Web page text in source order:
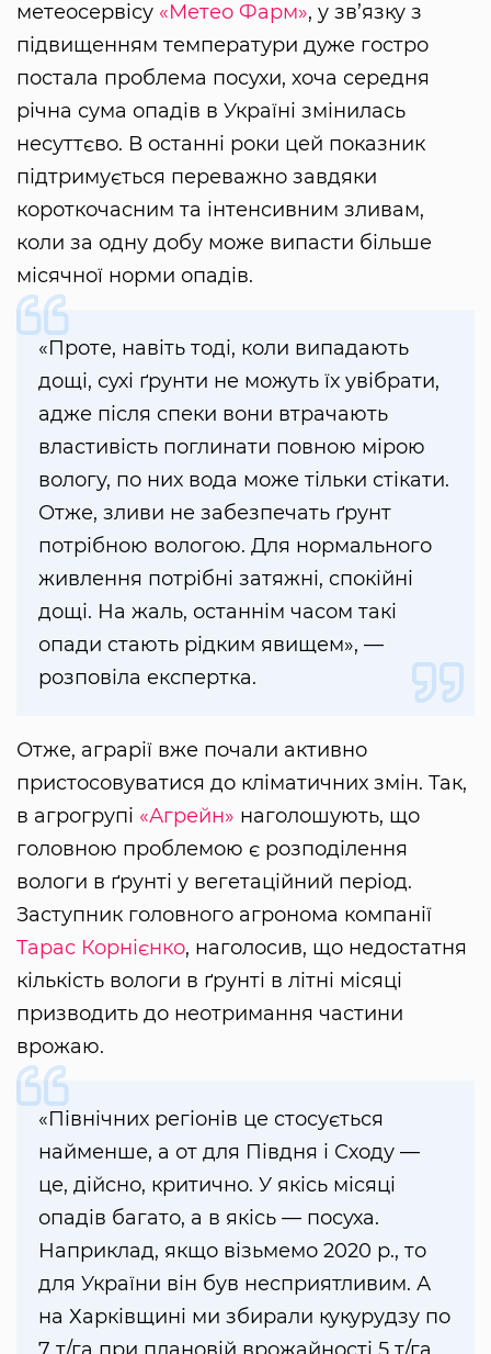
метеосервісу «Метео Фарм», у зв’язку з
підвищенням температури дуже гостро
постала проблема посухи, хоча середня
річна сума опадів в Україні змінилась
несуттєво. В останні роки цей показник
підтримується переважно завдяки
короткочасним та інтенсивним зливам,
коли за одну добу може випасти більше
місячної норми опадів.
«Проте, навіть тоді, коли випадають
дощі, сухі ґрунти не можуть їх увібрати,
адже після спеки вони втрачають
властивість поглинати повною мірою
вологу, по них вода може тільки стікати.
Отже, зливи не забезпечать ґрунт
потрібною вологою. Для нормального
живлення потрібні затяжні, спокійні
дощі. На жаль, останнім часом такі
опади стають рідким явищем», —
розповіла експертка.
Отже, аграрії вже почали активно
пристосовуватися до кліматичних змін. Так,
в агрогрупі «Агрейн» наголошують, що
головною проблемою є розподілення
вологи в ґрунті у вегетаційний період.
Заступник головного агронома компанії
Тарас Корнієнко, наголосив, що недостатня
кількість вологи в ґрунті в літні місяці
призводить до неотримання частини
врожаю.
«Північних регіонів це стосується
найменше, а от для Півдня і Сходу —
це, дійсно, критично. У якісь місяці
опадів багато, а в якісь — посуха.
Наприклад, якщо візьмемо 2020 р., то
для України він був несприятливим. А
на Харківщині ми збирали кукурудзу по